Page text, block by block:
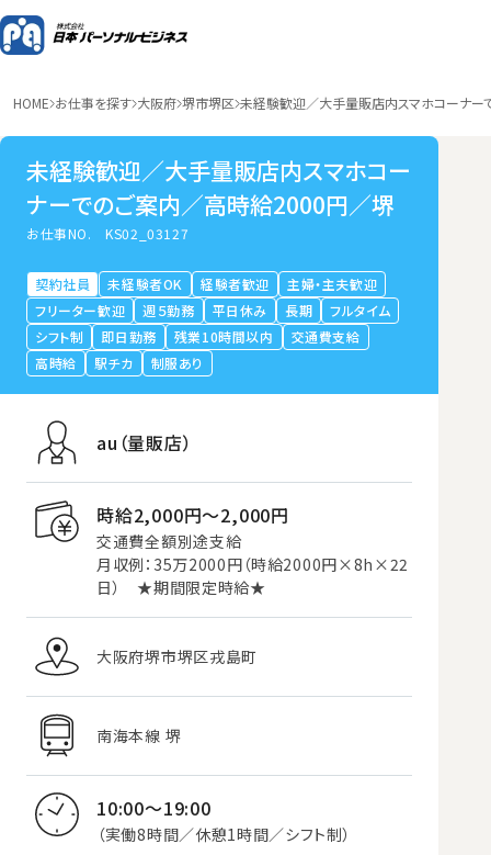
HOME お仕事を探す 大阪府 堺市堺区 未経験歓迎／大手量販店内スマホコーナ
未経験歓迎／大手量販店内スマホコー
ナーでのご案内／高時給2000円／堺
お仕事NO.KS02_03127
契約社員 未経験者OK 経験者歓迎
主婦・主夫歓迎
フリーター歓迎
週５勤務 平日休み 長期
フルタイム
シフト制
即日勤務 残業10時間以内
交通費支給
高時給
駅チカ 制服あり
au（量販店）
時給2,000円〜2,000円
交通費全額別途支給
月収例：35万2000円（時給2000円×8h×22
日） ★期間限定時給★
大阪府堺市堺区戎島町
南海本線 堺
10:00～19:00
（実働8時間／休憩1時間／シフト制）